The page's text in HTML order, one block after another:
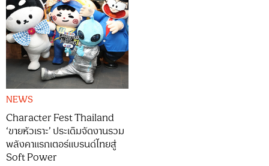
NEWS
Character Fest Thailand
‘ขายหัวเราะ’ ประเดิมจัดงานรวม
พลังคาแรกเตอร์แบรนด์ไทยสู่
Soft Power